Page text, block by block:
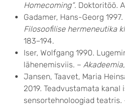
Homecoming“. Doktoritöö.
Gadamer, Hans-Georg
Filosoofilise hermeneutika
183–194.
Iser, Wolfgang 1990.
lähenemisviis. – Akadeemia
Jansen, Taavet, Maria
2019. Teadvustamata kanal
sensortehnoloogiad teatris.